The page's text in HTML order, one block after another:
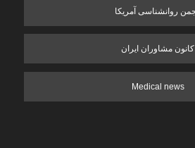
روانشناسی آمریکا
کانون مشاوران ایران
Medical news